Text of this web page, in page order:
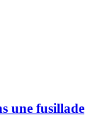
une fusillade